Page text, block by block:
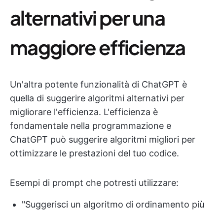
alternativi per una
maggiore efficienza
Un'altra potente funzionalità di ChatGPT è
quella di suggerire algoritmi alternativi per
migliorare l'efficienza. L'efficienza è
fondamentale nella programmazione e
ChatGPT può suggerire algoritmi migliori per
ottimizzare le prestazioni del tuo codice.
Esempi di prompt che potresti utilizzare:
"Suggerisci un algoritmo di ordinamento più